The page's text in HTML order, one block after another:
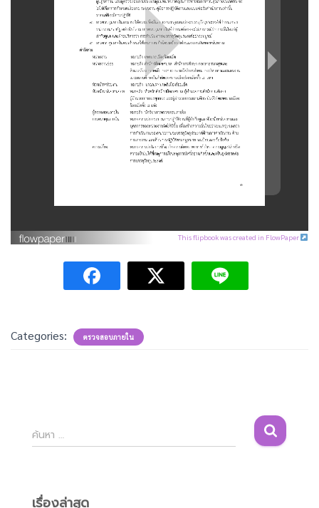
This flipbook was created in FlowPaper
Categories: ตรวจสอบภายใน
ค้
น
สำ
ค้นหา …
เรื่องล่าสุด